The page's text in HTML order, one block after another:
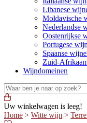
Libanese
Moldavische
Nederlandse
Oostenrijkse
Portugese
Spaanse
Zuid-
Wijndomeinen
Uw winkelwagen is leeg!
Home > Witte wijn >